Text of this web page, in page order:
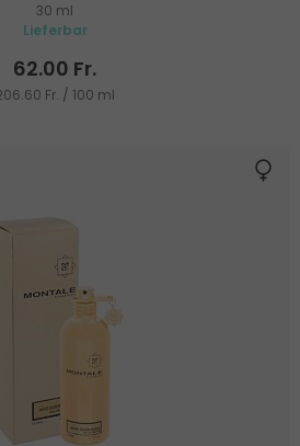
30 ml
Lieferbar
62.00 Fr.
Fr. / 100 ml